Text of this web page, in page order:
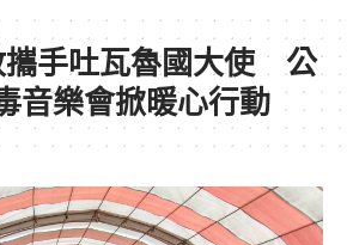
攜手吐瓦魯國大使 公
音樂會掀暖心行動